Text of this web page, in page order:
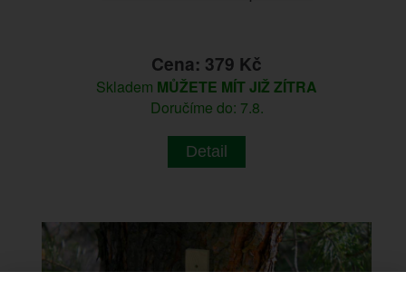
Cena: 379 Kč
Skladem MŮŽETE MÍT JIŽ ZÍTRA
Doručíme do: 7.8.
Detail